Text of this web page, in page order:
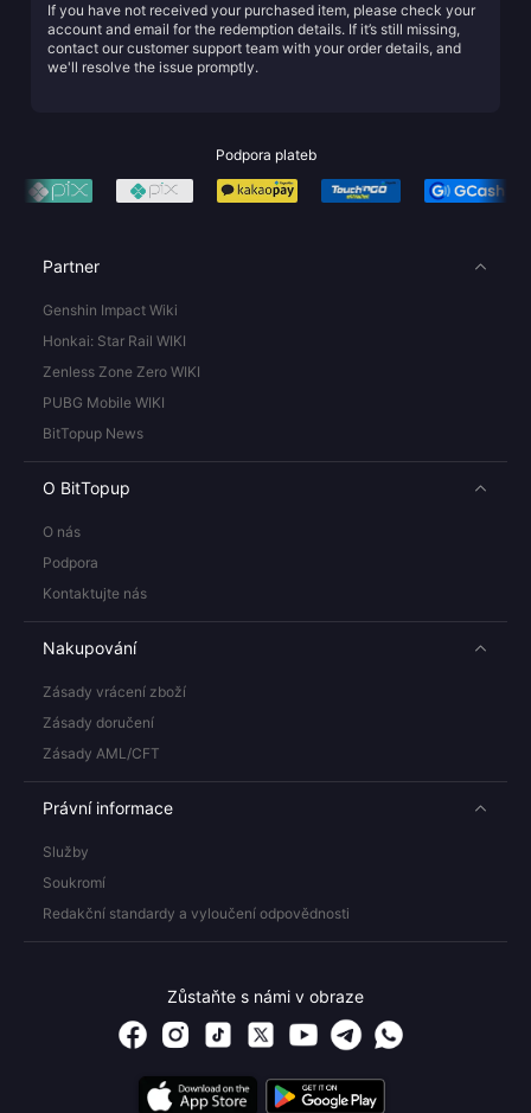
If you have not received your purchased item, please check your
account and email for the redemption details. If it’s still missing,
contact our customer support team with your order details, and
we'll resolve the issue promptly.
Podpora plateb
Partner
Genshin Impact Wiki
Honkai: Star Rail WIKI
Zenless Zone Zero WIKI
PUBG Mobile WIKI
BitTopup News
O BitTopup
O nás
Podpora
Kontaktujte nás
Nakupování
Zásady vrácení zboží
Zásady doručení
Zásady AML/CFT
Právní informace
Služby
Soukromí
Redakční standardy a vyloučení odpovědnosti
Zůstaňte s námi v obraze